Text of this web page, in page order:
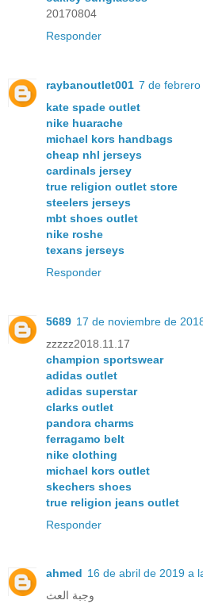
20170804
Responder
raybanoutlet001 7 de febrero
kate spade outlet
nike huarache
michael kors handbags
cheap nhl jerseys
cardinals jersey
true religion outlet store
steelers jerseys
mbt shoes outlet
nike roshe
texans jerseys
Responder
5689 17 de noviembre de
zzzzz2018.11.17
champion sportswear
adidas outlet
adidas superstar
clarks outlet
pandora charms
ferragamo belt
nike clothing
michael kors outlet
skechers shoes
true religion jeans outlet
Responder
ahmed 16 de abril de 2019 a
وجبة العث